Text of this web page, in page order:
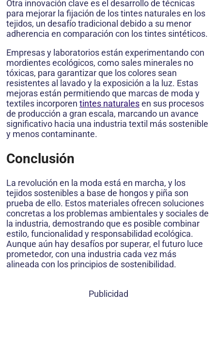
Otra innovación clave es el desarrollo de técnicas
para mejorar la fijación de los tintes naturales en los
tejidos, un desafío tradicional debido a su menor
adherencia en comparación con los tintes sintéticos.
Empresas y laboratorios están experimentando con
mordientes ecológicos, como sales minerales no
tóxicas, para garantizar que los colores sean
resistentes al lavado y la exposición a la luz. Estas
mejoras están permitiendo que marcas de moda y
textiles incorporen tintes naturalesen sus procesos
de producción a gran escala, marcando un avance
significativo hacia una industria textil más sostenible
y menos contaminante.
Conclusión
La revolución en la moda está en marcha, y los
tejidos sostenibles a base de hongos y piña son
prueba de ello. Estos materiales ofrecen soluciones
concretas a los problemas ambientales y sociales de
la industria, demostrando que es posible combinar
estilo, funcionalidad y responsabilidad ecológica.
Aunque aún hay desafíos por superar, el futuro luce
prometedor, con una industria cada vez más
alineada con los principios de sostenibilidad.
Publicidad